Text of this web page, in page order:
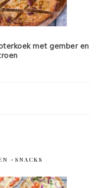
met gember en
#SNACKS